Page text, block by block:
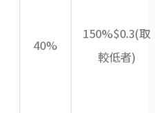
40%
150%$0.3(取
較低者)